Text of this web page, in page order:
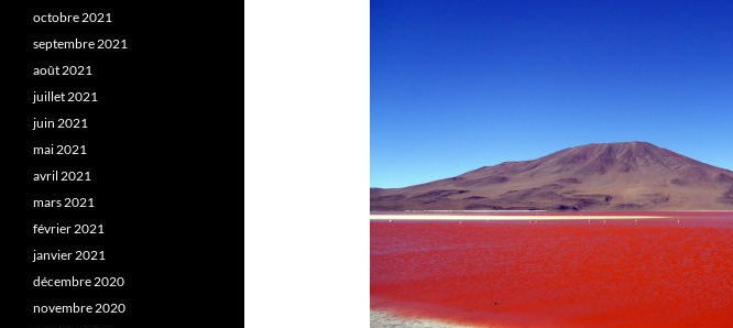
octobre 2021
septembre 2021
août 2021
juillet 2021
juin 2021
mai 2021
avril 2021
mars 2021
février 2021
janvier 2021
décembre 2020
novembre 2020